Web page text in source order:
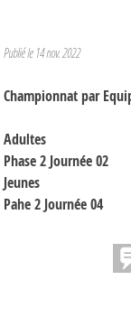
Publié le 14 nov. 2022
Championnat par
Adultes
Phase 2 Journée 02
Jeunes
Pahe 2 Journée 04